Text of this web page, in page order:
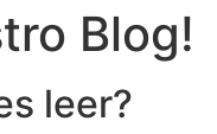
Blog!
leer?